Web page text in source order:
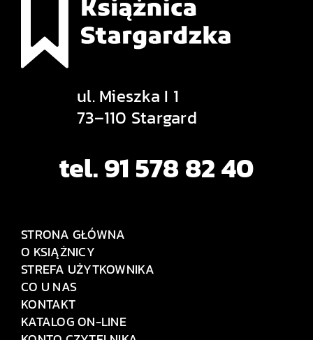
ul. Mieszka I 1
73–110 Stargard
tel. 91 578 82 40
STRONA GŁÓWNA
O KSIĄŻNICY
STREFA UŻYTKOWNIKA
CO U NAS
KONTAKT
KATALOG ON-LINE